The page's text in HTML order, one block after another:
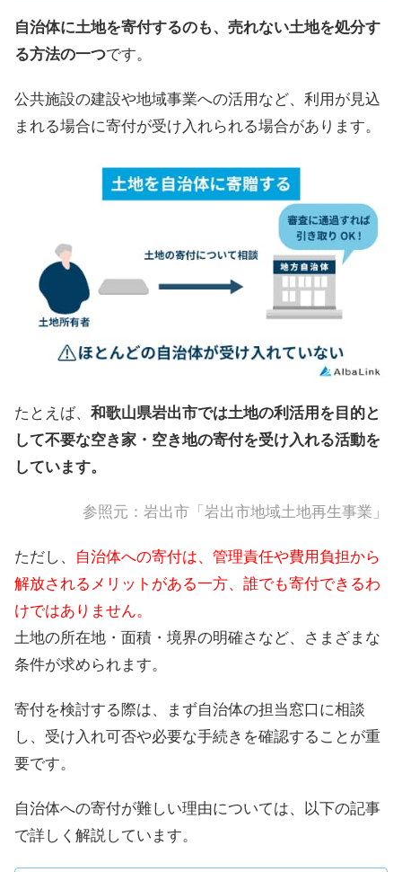
自治体に土地を寄付するのも、売れない土地を処分す
る方法の一つです。
公共施設の建設や地域事業への活用など、利用が見込
まれる場合に寄付が受け入れられる場合があります。
たとえば、 和歌山県岩出市では土地の利活用を目的と
して不要な空き家・空き地の寄付を受け入れる活動を
しています。
参照元： 岩出市「岩出市地域土地再生事業」
ただし、
自治体への寄付は、管理責任や費用負担から
解放されるメリットがある一方、誰でも寄付できるわ
けではありません。
土地の所在地・面積・境界の明確さなど、さまざまな
条件が求められます。
寄付を検討する際は、まず自治体の担当窓口に相談
し、受け入れ可否や必要な手続きを確認することが重
要です。
自治体への寄付が難しい理由については、以下の記事
で詳しく解説しています。